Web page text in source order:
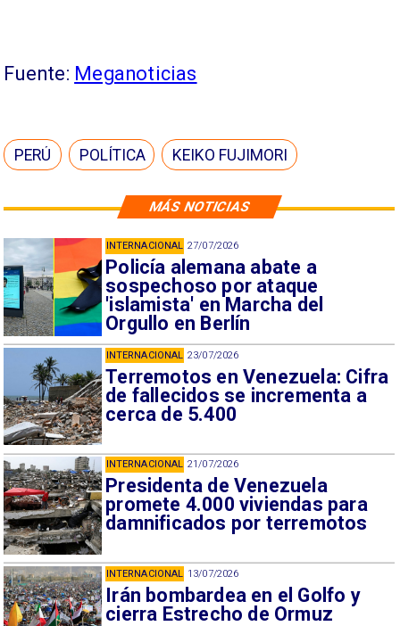
MÁS NOTICIAS
27/07/2026
Policía alemana abate a
sospechoso por ataque
'islamista' en Marcha del
Orgullo en Berlín
INTERNACIONAL
23/07/2026
Terremotos en Venezuela: Cifra
de fallecidos se incrementa a
cerca de 5.400
INTERNACIONAL
21/07/2026
Presidenta de Venezuela
promete 4.000 viviendas para
damnificados por terremotos
INTERNACIONAL
13/07/2026
Irán bombardea en el Golfo y
cierra Estrecho de Ormuz
INTERNACIONAL
Fuente: Meganoticias
PERÚ POLÍTICA KEIKO FUJIMORI